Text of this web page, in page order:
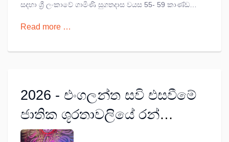
සදහා ශ්‍රී ලංකාවේ ගාමිණි සුගතදාස වයස 55- 59 කාණ්ඩයේ
Read more …
2026 - එංගලන්ත සවි එසවීමේ
ජාතික ශූරතාවලියේ රන්
පදක්කම අඛණ්ඩව තෙවන